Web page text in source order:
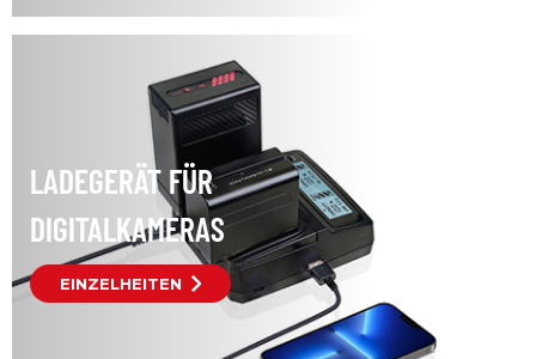
LADEGERÄT FÜR
DIGITALKAMERAS
EINZELHEITEN